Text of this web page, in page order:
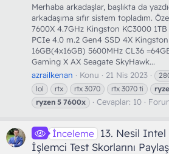
Merhaba arkadaşlar, başlıkta da
arkadaşıma sıfır sistem topladım.
7600X 4.7GHz Kingston KC3000
PCIe 4.0 m.2 Gen4 SSD 4X
16GB(4x16GB) 5600MHz CL36
Gaming X AX Seagate SkyHawk...
azrailkenan
Konu 21 Nis 2023
lol
rtx rtx 3070 rtx 3070 ti
ryzen 5 7600x Cevaplar: 10
İnceleme 13. Nesil
İşlemci Test Skorlarını